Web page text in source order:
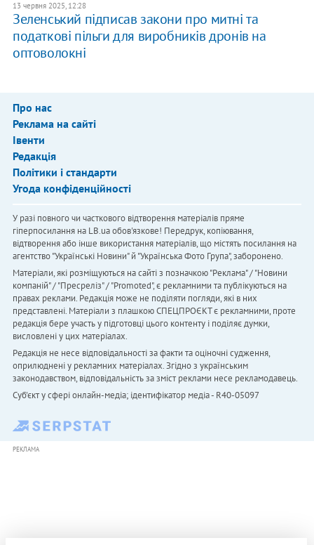
13 червня 2025, 12:28
Зеленський підписав закони про митні та
податкові пільги для виробників дронів на
оптоволокні
Про нас
Реклама на сайті
Івенти
Редакція
Політики і стандарти
Угода конфіденційності
У разі повного чи часткового відтворення матеріалів пряме
гіперпосилання на LB.ua обов'язкове! Передрук, копіювання,
відтворення або інше використання матеріалів, що містять посилання на
агентство "Українськi Новини" й "Українська Фото Група", заборонено.
Матеріали, які розміщуються на сайті з позначкою "Реклама" / "Новини
компаній" / "Пресреліз" / "Promoted", є рекламними та публікуються на
правах реклами. Редакція може не поділяти погляди, які в них
представлені. Матеріали з плашкою СПЕЦПРОЄКТ є рекламними, проте
редакція бере участь у підготовці цього контенту і поділяє думки,
висловлені у цих матеріалах.
Редакція не несе відповідальності за факти та оціночні судження,
оприлюднені у рекламних матеріалах. Згідно з українським
законодавством, відповідальність за зміст реклами несе рекламодавець.
Cуб'єкт у сфері онлайн-медіа; ідентифікатор медіа - R40-05097
РЕКЛАМА